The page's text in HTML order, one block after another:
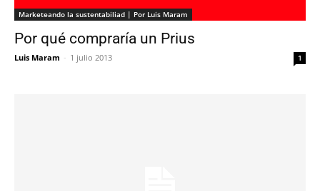
Marketeando la sustentabiliad | Por Luis Maram
Por qué compraría un Prius
Luis Maram - 1 julio 2013 1